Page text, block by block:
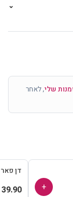
⌄
שלי, לאחר
+
דן
39.90 ₪